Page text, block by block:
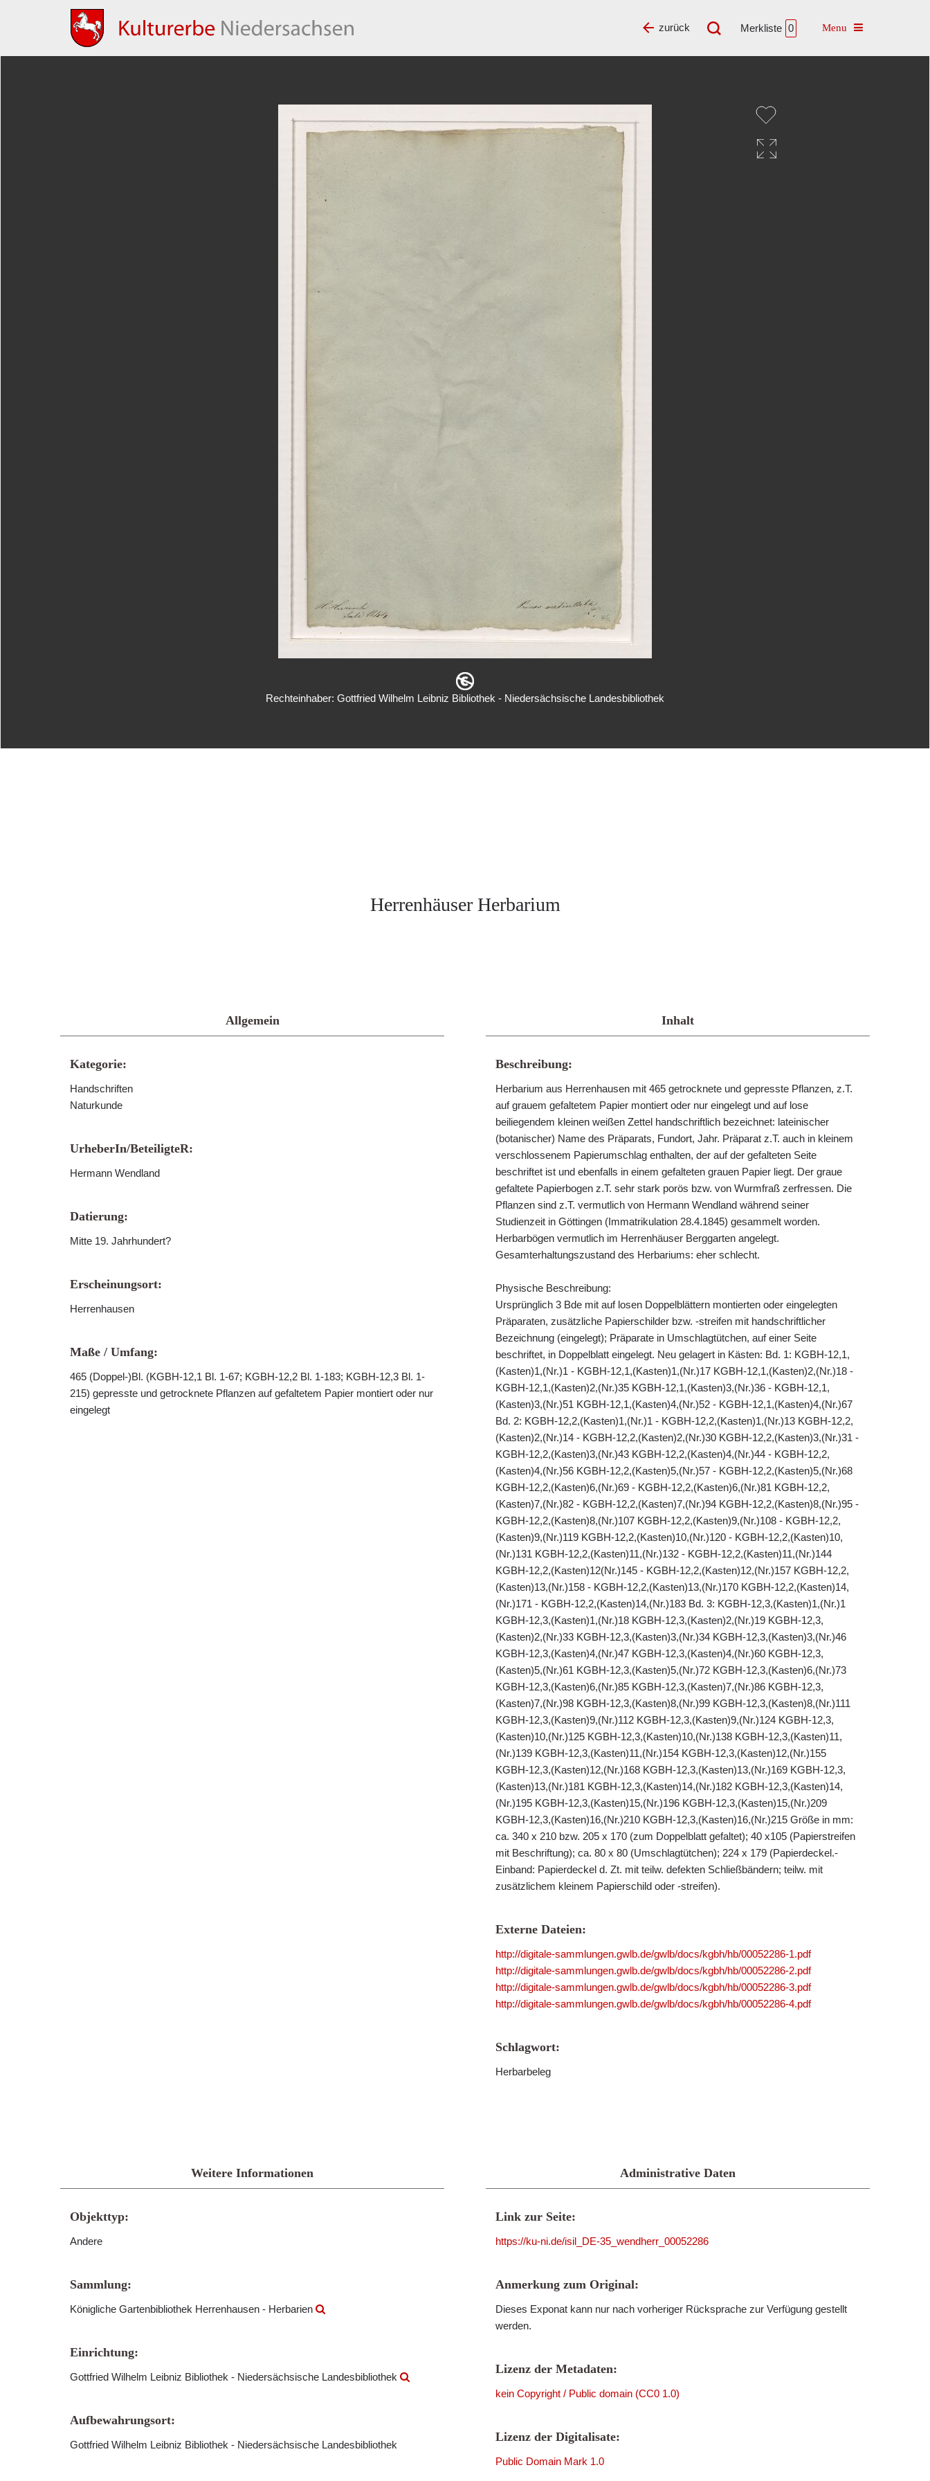
Merkliste 0 Toggle navigation
zurück
Rechteinhaber: Gottfried Wilhelm Leibniz Bibliothek - Niedersächsische Landesbibliothek
Herrenhäuser Herbarium
Allgemein
Kategorie:
Handschriften
Naturkunde
UrheberIn/BeteiligteR:
Hermann Wendland
Datierung:
Mitte 19. Jahrhundert?
Erscheinungsort:
Herrenhausen
Maße / Umfang:
465 (Doppel-)Bl. (KGBH-12,1 Bl. 1-67; KGBH-12,2 Bl. 1-183; KGBH-12,3 Bl. 1-
215) gepresste und getrocknete Pflanzen auf gefaltetem Papier montiert oder nur
eingelegt
Inhalt
Beschreibung:
Herbarium aus Herrenhausen mit 465 getrocknete und gepresste Pflanzen, z.T.
auf grauem gefaltetem Papier montiert oder nur eingelegt und auf lose
beiliegendem kleinen weißen Zettel handschriftlich bezeichnet: lateinischer
(botanischer) Name des Präparats, Fundort, Jahr. Präparat z.T. auch in kleinem
verschlossenem Papierumschlag enthalten, der auf der gefalteten Seite
beschriftet ist und ebenfalls in einem gefalteten grauen Papier liegt. Der graue
gefaltete Papierbogen z.T. sehr stark porös bzw. von Wurmfraß zerfressen. Die
Pflanzen sind z.T. vermutlich von Hermann Wendland während seiner
Studienzeit in Göttingen (Immatrikulation 28.4.1845) gesammelt worden.
Herbarbögen vermutlich im Herrenhäuser Berggarten angelegt.
Gesamterhaltungszustand des Herbariums: eher schlecht.
Physische Beschreibung:
Ursprünglich 3 Bde mit auf losen Doppelblättern montierten oder eingelegten
Präparaten, zusätzliche Papierschilder bzw. -streifen mit handschriftlicher
Bezeichnung (eingelegt); Präparate in Umschlagtütchen, auf einer Seite
beschriftet, in Doppelblatt eingelegt. Neu gelagert in Kästen: Bd. 1: KGBH-12,1,
(Kasten)1,(Nr.)1 - KGBH-12,1,(Kasten)1,(Nr.)17 KGBH-12,1,(Kasten)2,(Nr.)18 -
KGBH-12,1,(Kasten)2,(Nr.)35 KGBH-12,1,(Kasten)3,(Nr.)36 - KGBH-12,1,
(Kasten)3,(Nr.)51 KGBH-12,1,(Kasten)4,(Nr.)52 - KGBH-12,1,(Kasten)4,(Nr.)67
Bd. 2: KGBH-12,2,(Kasten)1,(Nr.)1 - KGBH-12,2,(Kasten)1,(Nr.)13 KGBH-12,2,
(Kasten)2,(Nr.)14 - KGBH-12,2,(Kasten)2,(Nr.)30 KGBH-12,2,(Kasten)3,(Nr.)31 -
KGBH-12,2,(Kasten)3,(Nr.)43 KGBH-12,2,(Kasten)4,(Nr.)44 - KGBH-12,2,
(Kasten)4,(Nr.)56 KGBH-12,2,(Kasten)5,(Nr.)57 - KGBH-12,2,(Kasten)5,(Nr.)68
KGBH-12,2,(Kasten)6,(Nr.)69 - KGBH-12,2,(Kasten)6,(Nr.)81 KGBH-12,2,
(Kasten)7,(Nr.)82 - KGBH-12,2,(Kasten)7,(Nr.)94 KGBH-12,2,(Kasten)8,(Nr.)95 -
KGBH-12,2,(Kasten)8,(Nr.)107 KGBH-12,2,(Kasten)9,(Nr.)108 - KGBH-12,2,
(Kasten)9,(Nr.)119 KGBH-12,2,(Kasten)10,(Nr.)120 - KGBH-12,2,(Kasten)10,
(Nr.)131 KGBH-12,2,(Kasten)11,(Nr.)132 - KGBH-12,2,(Kasten)11,(Nr.)144
KGBH-12,2,(Kasten)12(Nr.)145 - KGBH-12,2,(Kasten)12,(Nr.)157 KGBH-12,2,
(Kasten)13,(Nr.)158 - KGBH-12,2,(Kasten)13,(Nr.)170 KGBH-12,2,(Kasten)14,
(Nr.)171 - KGBH-12,2,(Kasten)14,(Nr.)183 Bd. 3: KGBH-12,3,(Kasten)1,(Nr.)1
KGBH-12,3,(Kasten)1,(Nr.)18 KGBH-12,3,(Kasten)2,(Nr.)19 KGBH-12,3,
(Kasten)2,(Nr.)33 KGBH-12,3,(Kasten)3,(Nr.)34 KGBH-12,3,(Kasten)3,(Nr.)46
KGBH-12,3,(Kasten)4,(Nr.)47 KGBH-12,3,(Kasten)4,(Nr.)60 KGBH-12,3,
(Kasten)5,(Nr.)61 KGBH-12,3,(Kasten)5,(Nr.)72 KGBH-12,3,(Kasten)6,(Nr.)73
KGBH-12,3,(Kasten)6,(Nr.)85 KGBH-12,3,(Kasten)7,(Nr.)86 KGBH-12,3,
(Kasten)7,(Nr.)98 KGBH-12,3,(Kasten)8,(Nr.)99 KGBH-12,3,(Kasten)8,(Nr.)111
KGBH-12,3,(Kasten)9,(Nr.)112 KGBH-12,3,(Kasten)9,(Nr.)124 KGBH-12,3,
(Kasten)10,(Nr.)125 KGBH-12,3,(Kasten)10,(Nr.)138 KGBH-12,3,(Kasten)11,
(Nr.)139 KGBH-12,3,(Kasten)11,(Nr.)154 KGBH-12,3,(Kasten)12,(Nr.)155
KGBH-12,3,(Kasten)12,(Nr.)168 KGBH-12,3,(Kasten)13,(Nr.)169 KGBH-12,3,
(Kasten)13,(Nr.)181 KGBH-12,3,(Kasten)14,(Nr.)182 KGBH-12,3,(Kasten)14,
(Nr.)195 KGBH-12,3,(Kasten)15,(Nr.)196 KGBH-12,3,(Kasten)15,(Nr.)209
KGBH-12,3,(Kasten)16,(Nr.)210 KGBH-12,3,(Kasten)16,(Nr.)215 Größe in mm:
ca. 340 x 210 bzw. 205 x 170 (zum Doppelblatt gefaltet); 40 x105 (Papierstreifen
mit Beschriftung); ca. 80 x 80 (Umschlagtütchen); 224 x 179 (Papierdeckel.-
Einband: Papierdeckel d. Zt. mit teilw. defekten Schließbändern; teilw. mit
zusätzlichem kleinem Papierschild oder -streifen).
Externe Dateien:
http://digitale-sammlungen.gwlb.de/gwlb/docs/kgbh/hb/00052286-1.pdf
http://digitale-sammlungen.gwlb.de/gwlb/docs/kgbh/hb/00052286-2.pdf
http://digitale-sammlungen.gwlb.de/gwlb/docs/kgbh/hb/00052286-3.pdf
http://digitale-sammlungen.gwlb.de/gwlb/docs/kgbh/hb/00052286-4.pdf
Schlagwort:
Herbarbeleg
Weitere Informationen
Objekttyp:
Andere
Sammlung:
Königliche Gartenbibliothek Herrenhausen - Herbarien
Einrichtung:
Gottfried Wilhelm Leibniz Bibliothek - Niedersächsische Landesbibliothek
Aufbewahrungsort:
Gottfried Wilhelm Leibniz Bibliothek - Niedersächsische Landesbibliothek
Administrative Daten
Link zur Seite:
https://ku-ni.de/isil_DE-35_wendherr_00052286
Anmerkung zum Original:
Dieses Exponat kann nur nach vorheriger Rücksprache zur Verfügung gestellt
werden.
Lizenz der Metadaten:
kein Copyright / Public domain (CC0 1.0)
Lizenz der Digitalisate:
Public Domain Mark 1.0